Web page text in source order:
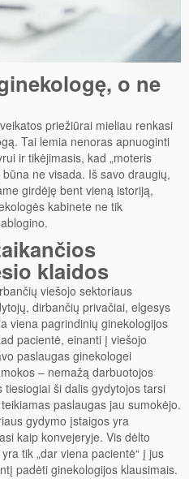
o ne
priežiūrai mieliau renkasi
Tai lemia nenoras apnuoginti
ir tikėjimasis, kad „moteris
ne visada. Iš savo draugių,
girdėję bent vieną istoriją,
kabinete ne tik
klaidos
viešojo sektoriaus
dirbančių privačiai, elgesys
viena pagrindinių ginekologijos
pacientė, einanti į viešojo
paslaugas ginekologei
– nemažą darbuotojos
ši dalis gydytojos tarsi
paslaugas jau sumokėjo.
gydymo įstaigos yra
kaip konvejeryje. Vis dėlto
tik „dar viena pacientė“ į jus
padėti ginekologijos klausimais.